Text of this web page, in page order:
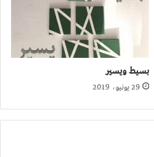
بسيط ويسير
29 يونيو، 2019